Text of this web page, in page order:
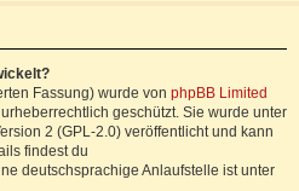
Fassung) wurde von phpBB Limited
geschützt. Sie wurde unter
2 (GPL-2.0) veröffentlicht und kann
findest du
deutschsprachige Anlaufstelle ist unter